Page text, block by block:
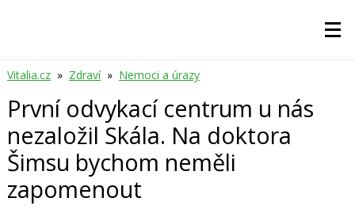
Vitalia.cz » Zdraví » Nemoci a úrazy
První odvykací centrum u nás
nezaložil Skála. Na doktora
Šimsu bychom neměli
zapomenout